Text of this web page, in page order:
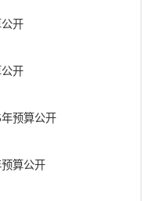
开
开
预算公开
算公开